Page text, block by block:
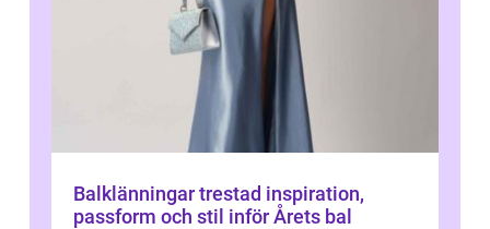
Balklänningar trestad inspiration,
passform och stil inför Årets bal